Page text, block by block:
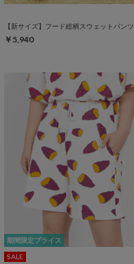
【新サイズ】フード総柄スウェットパンツ
￥5,940
期間限定プライス
SALE